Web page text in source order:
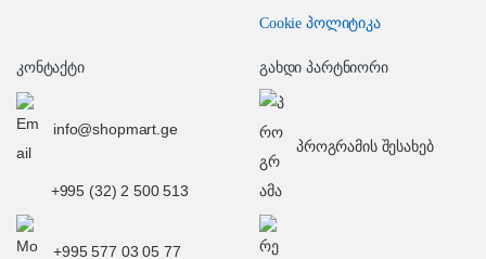
Cookie პოლიტიკა
კონტაქტი
info@shopmart.ge
+995 (32) 2 500 513
+995 577 03 05 77
გახდი პარტნიორი
პროგრამის შესახებ